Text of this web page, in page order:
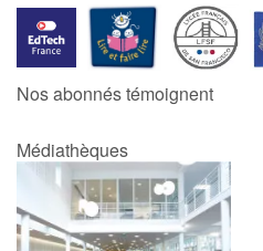
Nos abonnés témoignent
Médiathèques